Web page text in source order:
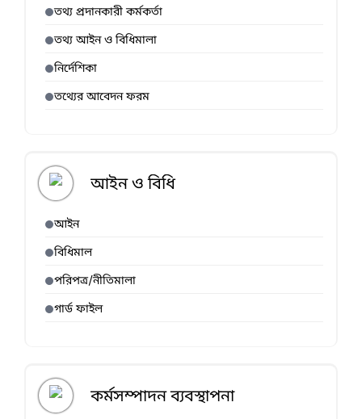
তথ্য প্রদানকারী কর্মকর্তা
তথ্য আইন ও বিধিমালা
নির্দেশিকা
তথ্যের আবেদন ফরম
আইন ও বিধি
আইন
বিধিমাল
পরিপত্র/নীতিমালা
গার্ড ফাইল
কর্মসম্পাদন ব্যবস্থাপনা